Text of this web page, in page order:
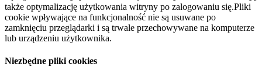
także optymalizację użytkowania witryny po zalogowaniu się.Pliki
cookie wpływające na funkcjonalność nie są usuwane po
zamknięciu przeglądarki i są trwale przechowywane na komputerze
lub urządzeniu użytkownika.
Niezbędne pliki cookies